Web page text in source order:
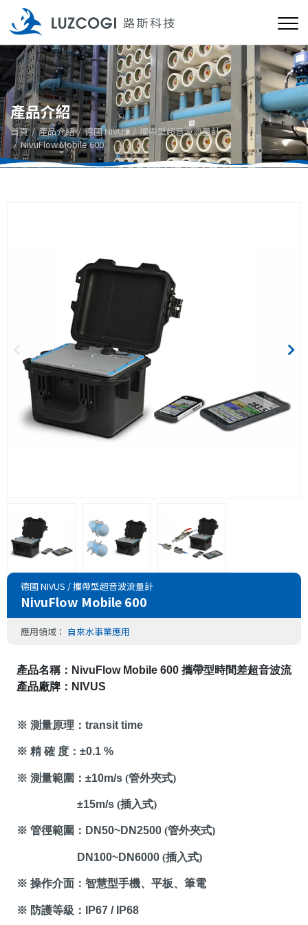
產品介紹
首頁 產品介紹 德國 NIVUS
攜帶型超音波流量計
NivuFlow Mobile 600
德國 NIVUS /攜帶型超音波流量計
NivuFlow Mobile 600
應用領域： 自來水事業應用
產品名稱： NivuFlow Mobile 600 攜帶型時間差超音波流量
產品廠牌： NIVUS
※ 測量原理：transit time
※ 精 確 度：±0.1 %
※ 測量範圍：±10m/s(管外夾式)
±15m/s(插入式)
※ 管徑範圍： DN50~DN2500(管外夾式)
DN100~DN6000(插入式)
※ 操作介面：智慧型手機、平板、筆電
※ 防護等級： IP67 / IP68